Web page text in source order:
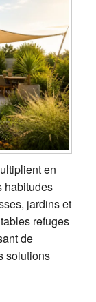
en
habitudes
jardins et
refuges
de
solutions